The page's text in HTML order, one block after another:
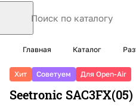
Главная Каталог
Хит Советуем Для Open-Air
Seetronic SAC3FX(05)